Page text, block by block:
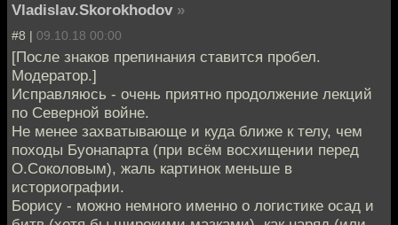
Vladislav.Skorokhodov »
#8 | 09.10.18 00:00
[После знаков препинания ставится пробел.
Модератор.]
Исправляюсь - очень приятно продолжение лекций
по Северной войне.
Не менее захватывающе и куда ближе к телу, чем
походы Буонапарта (при всём восхищении перед
О.Соколовым), жаль картинок меньше в
историографии.
Борису - можно немного именно о логистике осад и